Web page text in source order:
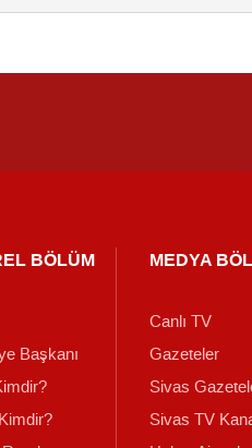
BÖLÜM
Başkanı
MEDYA
Canlı TV
Gazeteler
Sivas
Sivas TV